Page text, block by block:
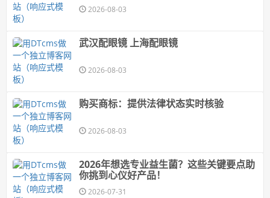
2026-08-03
武汉配眼镜 上海配眼镜
2026-08-03
购买商标：提供法律状态实时核验
2026-08-03
2026年想选专业益生菌？这些关键要点助
你挑到心仪好产品！
2026-07-31